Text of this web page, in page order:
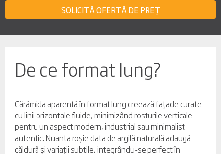
SOLICITĂ OFERTĂ DE PREȚ
De ce format lung?
Cărămida aparentăîn format lung creează fațade curate
cu linii orizontale fluide, minimizând rosturile verticale
pentru un aspect modern, industrial sau minimalist
autentic. Nuanta roșie data de argilă naturală adaugă
căldură și variații subtile, integrându-se perfect în